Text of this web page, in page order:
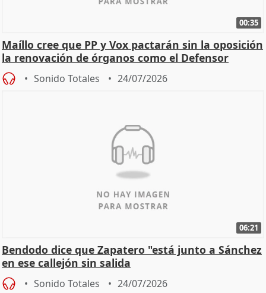
00:35
Maíllo cree que PP y Vox pactarán sin la oposición
la renovación de órganos como el Defensor
Sonido Totales 24/07/2026
06:21
Bendodo dice que Zapatero "está junto a Sánchez
en ese callejón sin salida
Sonido Totales 24/07/2026